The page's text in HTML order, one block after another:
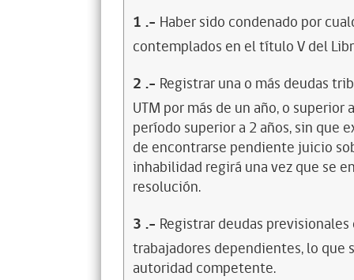
1 .- Haber sido condenado por
contemplados en el título V del
2 .- Registrar una o más deudas
UTM por más de un año, o
período superior a 2 años, sin que
de encontrarse pendiente juicio
inhabilidad regirá una vez que se
resolución.
3 .- Registrar deudas
trabajadores dependientes, lo
autoridad competente.